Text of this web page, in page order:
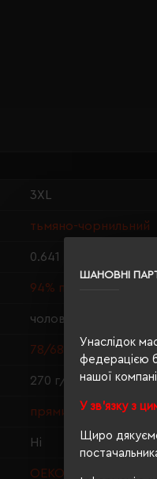
ШАНОВНІ
Унаслідок
федерацією
нашої
У зв'язку з
Щиро
3XL
тьмяно-чорнильний
0.641
94% перероблений
чоловіча
78/68
270 г/м²
прямий
Ні
OEKO-TEX®